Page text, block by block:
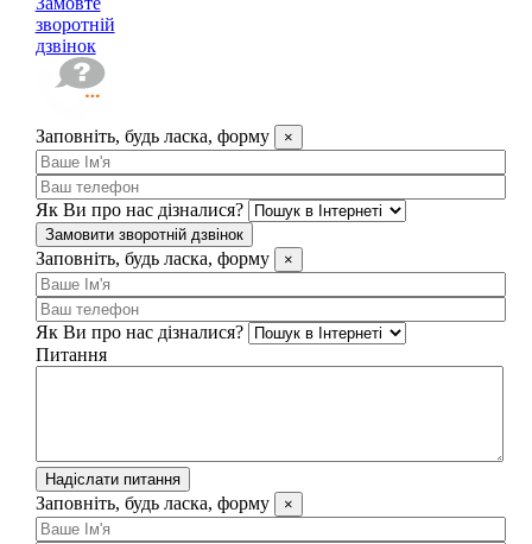
зворотній
дзвінок
Заповніть, будь ласка, форму ×
Як Ви про нас дізналися?
Замовити зворотній дзвінок
Заповніть, будь ласка, форму ×
Як Ви про нас дізналися?
Питання
Надіслати питання
Заповніть, будь ласка, форму ×